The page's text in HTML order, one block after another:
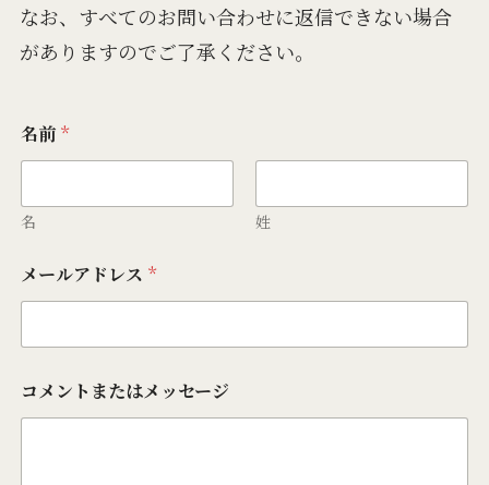
なお、すべてのお問い合わせに返信できない場合
がありますのでご了承ください。
名
前
メ
ン
ま
た
は
ッ
ー
名前 *
名 姓
メールアドレス *
コメントまたはメッセージ